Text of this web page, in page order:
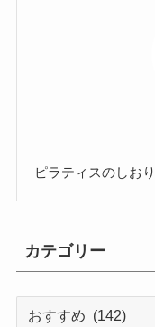
ピラティスのしお
カテゴリー